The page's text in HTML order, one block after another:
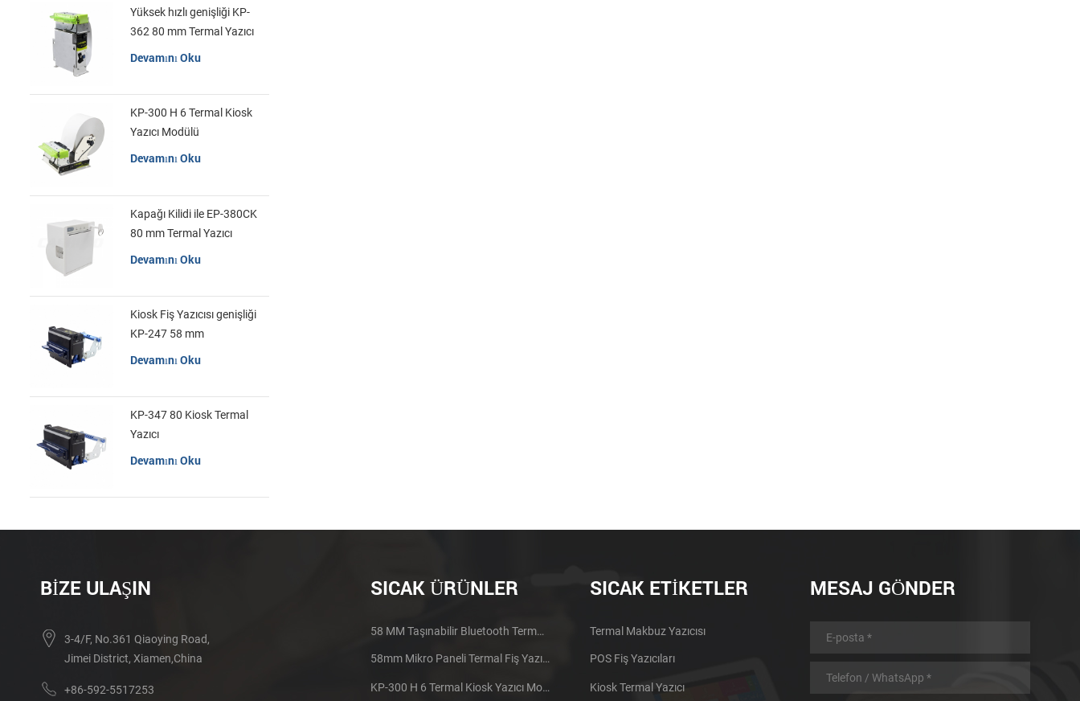
Yüksek hızlı genişliği KP-
362 80 mm Termal Yazıcı
Kiosk
Devamını Oku
KP-300 H 6 Termal Kiosk
Yazıcı Modülü
Devamını Oku
Kapağı Kilidi ile EP-380CK
80 mm Termal Yazıcı
Devamını Oku
Kiosk Fiş Yazıcısı genişliği
KP-247 58 mm
Devamını Oku
KP-347 80 Kiosk Termal
Yazıcı
Devamını Oku
BIZE ULAŞIN
3-4/F, No.361 Qiaoying Road,
Jimei District, Xiamen,China
+86-592-5517253
SICAK ÜRÜNLER
58 MM Taşınabilir Bluetooth Termal Yazıcı PTP-II
58mm Mikro Paneli Termal Fiş Yazıcı CSN-A1
KP-300 H 6 Termal Kiosk Yazıcı Modülü
SICAK ETIKETLER
Termal Makbuz Yazıcısı
POS Fiş Yazıcıları
Kiosk Termal Yazıcı
MESAJ GÖNDER